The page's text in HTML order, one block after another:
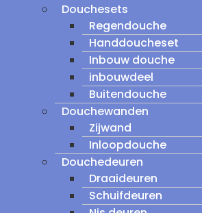
Douchesets
Regendouche
Handdoucheset
Inbouw douche
inbouwdeel
Buitendouche
Douchewanden
Zijwand
Inloopdouche
Douchedeuren
Draaideuren
Schuifdeuren